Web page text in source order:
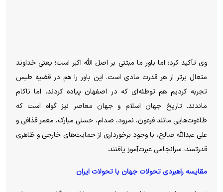
وی تأکید کرد: اما باور ما مبتنی بر اصل الله اکبر است؛ یعنی خداوند
متعال برتر از هر قدرت مادی است. این باور را هم در قضیه طبس
تجربه کردیم هم توطئه‌ای که در اصفهان پیاده کردند، اما ناکام
ماندند. تاریخ جهان اسلام و جهان معاصر نیز گواه است که
طاغوت‌هایی مانند فرعون، نمرود، صدام، حسنی مبارک، معمر قذافی و
علی عبدالله صالح، با وجود برخورداری از حمایت‌های خارجی و ظاهری
قدرتمند، سرانجامی عبرت‌آموز یافتند.
مقایسه راهبردی تحولات جهان با تحولات ایران